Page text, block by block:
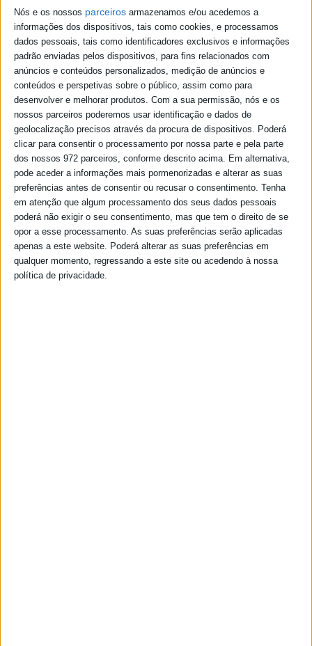
Nós e os nossos parceiros armazenamos e/ou acedemos a
informações dos dispositivos, tais como cookies, e processamos
dados pessoais, tais como identificadores exclusivos e informações
padrão enviadas pelos dispositivos, para fins relacionados com
anúncios e conteúdos personalizados, medição de anúncios e
conteúdos e perspetivas sobre o público, assim como para
desenvolver e melhorar produtos. Com a sua permissão, nós e os
nossos parceiros poderemos usar identificação e dados de
geolocalização precisos através da procura de dispositivos. Poderá
clicar para consentir o processamento por nossa parte e pela parte
dos nossos 972 parceiros, conforme descrito acima. Em alternativa,
pode aceder a informações mais pormenorizadas e alterar as suas
preferências antes de consentir ou recusar o consentimento. Tenha
em atenção que algum processamento dos seus dados pessoais
poderá não exigir o seu consentimento, mas que tem o direito de se
opor a esse processamento. As suas preferências serão aplicadas
apenas a este website. Poderá alterar as suas preferências em
qualquer momento, regressando a este site ou acedendo à nossa
política de privacidade.